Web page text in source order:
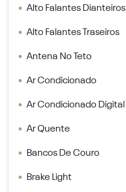
Alto Falantes Dianteiros
Alto Falantes Traseiros
Antena No Teto
Ar Condicionado
Ar Condicionado Digital
Ar Quente
Bancos De Couro
Brake Light